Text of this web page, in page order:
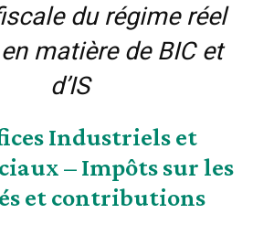
du régime réel
matière de BIC et
d’IS
Industriels et
– Impôts sur les
et contributions